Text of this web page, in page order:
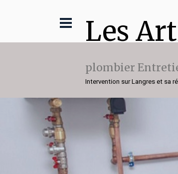
Les
plombier
Intervention sur Langres et sa